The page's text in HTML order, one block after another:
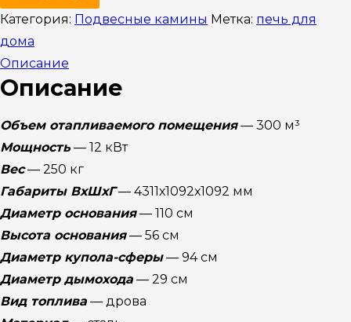
Категория: Подвесные камины Метка: печь для
дома
Описание
Описание
Объем отапливаемого помещения— 300 м³
Мощность— 12 кВт
Вес— 250 кг
Габариты ВхШхГ— 4311х1092х1092 мм
Диаметр основания — 110 см
Высота основания— 56 см
Диаметр купола-сферы— 94 см
Диаметр дымохода — 29 см
Вид топлива — дрова